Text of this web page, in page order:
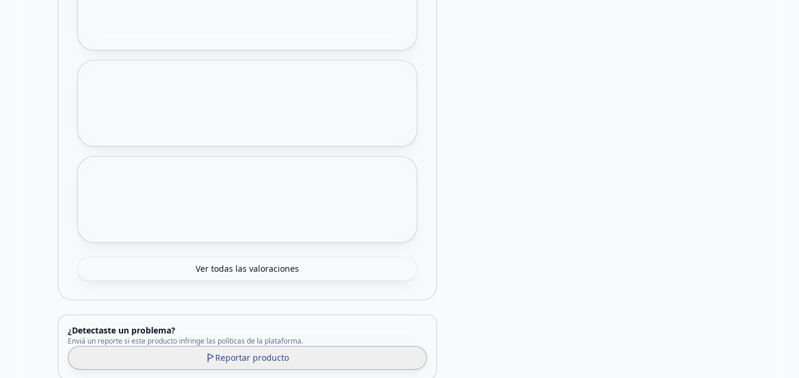
Ver todas las valoraciones
¿Detectaste un problema?
Enviá un reporte si este producto infringe las políticas de la plataforma.
Reportar producto